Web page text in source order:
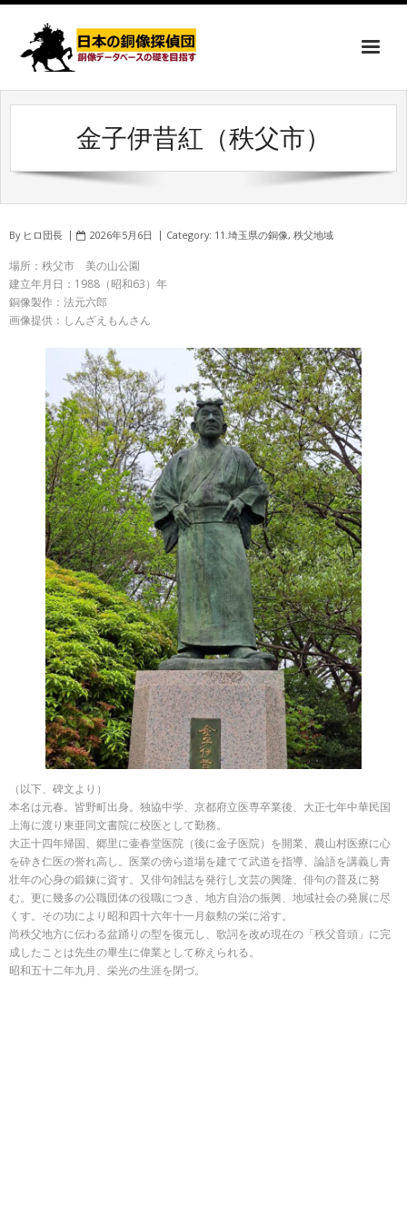
金子伊昔紅（秩父市）
By ヒロ団長 2026年5月6日 Category: 11.埼玉県の銅像, 秩父地域
場所：秩父市 美の山公園
建立年月日：1988（昭和63）年
銅像製作：法元六郎
画像提供：しんざえもんさん
（以下、碑文より）
本名は元春。皆野町出身。独協中学、京都府立医専卒業後、大正七年中華民国
上海に渡り東亜同文書院に校医として勤務。
大正十四年帰国、郷里に壷春堂医院（後に金子医院）を開業、農山村医療に心
を砕き仁医の誉れ高し。医業の傍ら道場を建てて武道を指導、論語を講義し青
壮年の心身の鍛錬に資す。又俳句雑誌を発行し文芸の興隆、俳句の普及に努
む。更に幾多の公職団体の役職につき、地方自治の振興、地域社会の発展に尽
くす。その功により昭和四十六年十一月叙勲の栄に浴す。
尚秩父地方に伝わる盆踊りの型を復元し、歌詞を改め現在の「秩父音頭」に完
成したことは先生の畢生に偉業として称えられる。
昭和五十二年九月、栄光の生涯を閉づ。